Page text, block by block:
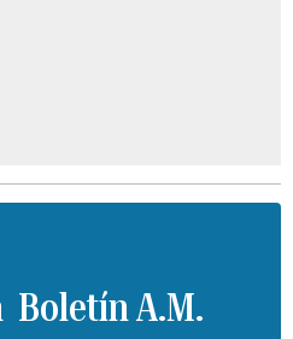
Boletín A.M.